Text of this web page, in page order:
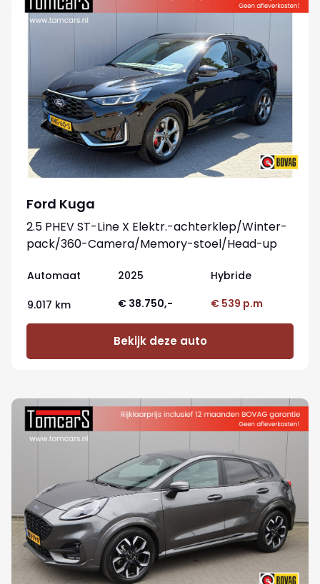
Ford Kuga
2.5 PHEV ST-Line X Elektr.-achterklep/Winter-
pack/360-Camera/Memory-stoel/Head-up
Automaat 2025 Hybride
9.017 km € 38.750,- € 539 p.m
Bekijk deze auto